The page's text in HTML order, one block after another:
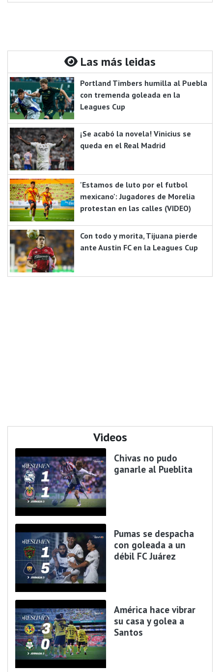
Las más leidas
Portland Timbers humilla al Puebla
con tremenda goleada en la
Leagues Cup
¡Se acabó la novela! Vinicius se
queda en el Real Madrid
'Estamos de luto por el futbol
mexicano': Jugadores de Morelia
protestan en las calles (VIDEO)
Con todo y morita, Tijuana pierde
ante Austin FC en la Leagues Cup
Videos
Chivas no pudo
ganarle al Pueblita
Pumas se despacha
con goleada a un
débil FC Juárez
América hace vibrar
su casa y golea a
Santos